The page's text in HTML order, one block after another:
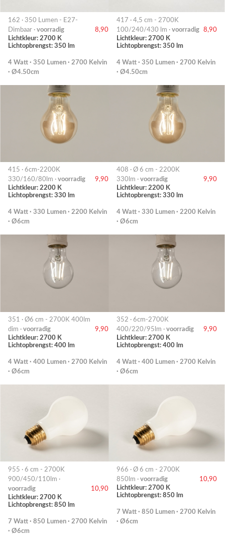
162 · 350 Lumen - E27-
Dimbaar · voorradig
8,90
Lichtkleur: 2700 K
Lichtopbrengst: 350 lm
4 Watt · 350 Lumen · 2700 Kelvin
· Ø4.50cm
417 · 4,5 cm - 2700K
100/240/430 lm · voorradig
8,90
Lichtkleur: 2700 K
Lichtopbrengst: 350 lm
4 Watt · 350 Lumen · 2700 Kelvin
· Ø4.50cm
415 · 6cm-2200K
330/160/80lm · voorradig
9,90
Lichtkleur: 2200 K
Lichtopbrengst: 330 lm
4 Watt · 330 Lumen · 2200 Kelvin
· Ø6cm
408 · Ø 6 cm - 2200K
330lm · voorradig
9,90
Lichtkleur: 2200 K
Lichtopbrengst: 330 lm
4 Watt · 330 Lumen · 2200 Kelvin
· Ø6cm
351 · Ø6 cm - 2700K 400lm
dim · voorradig
9,90
Lichtkleur: 2700 K
Lichtopbrengst: 400 lm
4 Watt · 400 Lumen · 2700 Kelvin
· Ø6cm
352 · 6cm-2700K
400/220/95lm · voorradig
9,90
Lichtkleur: 2700 K
Lichtopbrengst: 400 lm
4 Watt · 400 Lumen · 2700 Kelvin
· Ø6cm
955 · 6 cm - 2700K
900/450/110lm ·
voorradig
10,90
Lichtkleur: 2700 K
Lichtopbrengst: 850 lm
7 Watt · 850 Lumen · 2700 Kelvin
· Ø6cm
966 · Ø 6 cm - 2700K
850lm · voorradig
10,90
Lichtkleur: 2700 K
Lichtopbrengst: 850 lm
7 Watt · 850 Lumen · 2700 Kelvin
· Ø6cm